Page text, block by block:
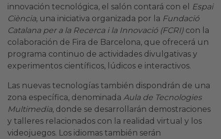
innovación tecnológica, el salón contará con el
Espai
Ciència, una iniciativa organizada por la Fundació
Catalana per a la Recerca i la Innovació (FCRI) con la
colaboración de Fira de Barcelona, que ofrecerá un
programa continuo de actividades divulgativas y
experimentos científicos, lúdicos e interactivos.
Las nuevas tecnologías también dispondrán de una
zona específica, denominada Aula de Tecnologies
Multimedia, donde se desarrollarán demostraciones
y talleres relacionados con la realidad virtual y los
videojuegos. Los idiomas también serán